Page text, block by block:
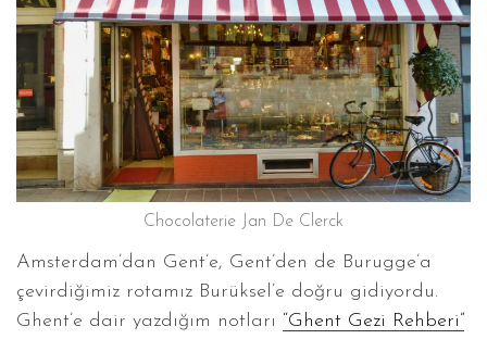
Chocolaterie Jan De Clerck
Amsterdam’dan Gent’e, Gent’den de Burugge’a
çevirdiğimiz rotamız Burüksel’e doğru gidiyordu.
Ghent’e dair yazdığım notları “Ghent Gezi Rehberi”